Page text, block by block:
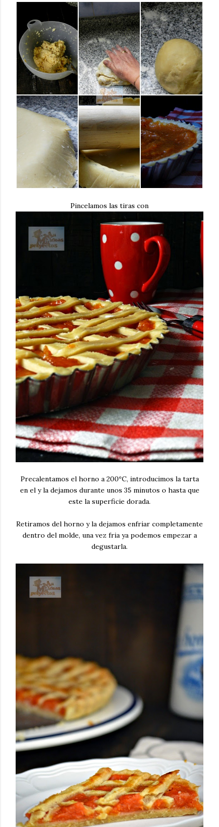
Pincelamos las tiras con
Precalentamos el horno a 200ºC, introducimos la tarta
en el y la dejamos durante unos 35 minutos o hasta que
este la superficie dorada.
Retiramos del horno y la dejamos enfriar completamente
dentro del molde, una vez fria ya podemos empezar a
degustarla.